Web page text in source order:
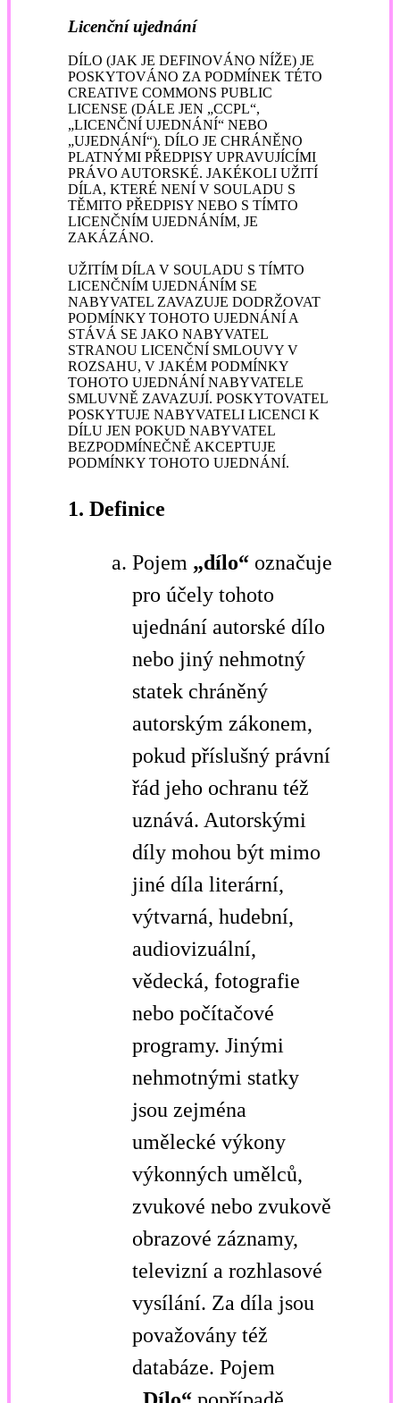
Licenční ujednání
DÍLO (JAK JE DEFINOVÁNO NÍŽE) JE
POSKYTOVÁNO ZA PODMÍNEK TÉTO
CREATIVE COMMONS PUBLIC
LICENSE (DÁLE JEN „CCPL“,
„LICENČNÍ UJEDNÁNÍ“ NEBO
„UJEDNÁNÍ“). DÍLO JE CHRÁNĚNO
PLATNÝMI PŘEDPISY UPRAVUJÍCÍMI
PRÁVO AUTORSKÉ. JAKÉKOLI UŽITÍ
DÍLA, KTERÉ NENÍ V SOULADU S
TĚMITO PŘEDPISY NEBO S TÍMTO
LICENČNÍM UJEDNÁNÍM, JE
ZAKÁZÁNO.
UŽITÍM DÍLA V SOULADU S TÍMTO
LICENČNÍM UJEDNÁNÍM SE
NABYVATEL ZAVAZUJE DODRŽOVAT
PODMÍNKY TOHOTO UJEDNÁNÍ A
STÁVÁ SE JAKO NABYVATEL
STRANOU LICENČNÍ SMLOUVY V
ROZSAHU, V JAKÉM PODMÍNKY
TOHOTO UJEDNÁNÍ NABYVATELE
SMLUVNĚ ZAVAZUJÍ. POSKYTOVATEL
POSKYTUJE NABYVATELI LICENCI K
DÍLU JEN POKUD NABYVATEL
BEZPODMÍNEČNĚ AKCEPTUJE
PODMÍNKY TOHOTO UJEDNÁNÍ.
1. Definice
Pojem „dílo“ označuje
pro účely tohoto
ujednání autorské dílo
nebo jiný nehmotný
statek chráněný
autorským zákonem,
pokud příslušný právní
řád jeho ochranu též
uznává. Autorskými
díly mohou být mimo
jiné díla literární,
výtvarná, hudební,
audiovizuální,
vědecká, fotografie
nebo počítačové
programy. Jinými
nehmotnými statky
jsou zejména
umělecké výkony
výkonných umělců,
zvukové nebo zvukově
obrazové záznamy,
televizní a rozhlasové
vysílání. Za díla jsou
považovány též
databáze. Pojem